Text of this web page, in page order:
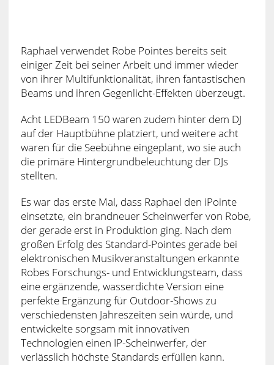
Raphael verwendet Robe Pointes bereits seit
einiger Zeit bei seiner Arbeit und immer wieder
von ihrer Multifunktionalität, ihren fantastischen
Beams und ihren Gegenlicht-Effekten überzeugt.
Acht LEDBeam 150 waren zudem hinter dem DJ
auf der Hauptbühne platziert, und weitere acht
waren für die Seebühne eingeplant, wo sie auch
die primäre Hintergrundbeleuchtung der DJs
stellten.
Es war das erste Mal, dass Raphael den iPointe
einsetzte, ein brandneuer Scheinwerfer von Robe,
der gerade erst in Produktion ging. Nach dem
großen Erfolg des Standard-Pointes gerade bei
elektronischen Musikveranstaltungen erkannte
Robes Forschungs- und Entwicklungsteam, dass
eine ergänzende, wasserdichte Version eine
perfekte Ergänzung für Outdoor-Shows zu
verschiedensten Jahreszeiten sein würde, und
entwickelte sorgsam mit innovativen
Technologien einen IP-Scheinwerfer, der
verlässlich höchste Standards erfüllen kann.